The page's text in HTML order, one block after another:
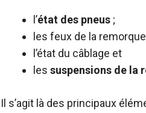
l’état des pneus ;
les feux de la remorque
l’état du câblage et
les suspensions de la
Il s’agit là des principaux